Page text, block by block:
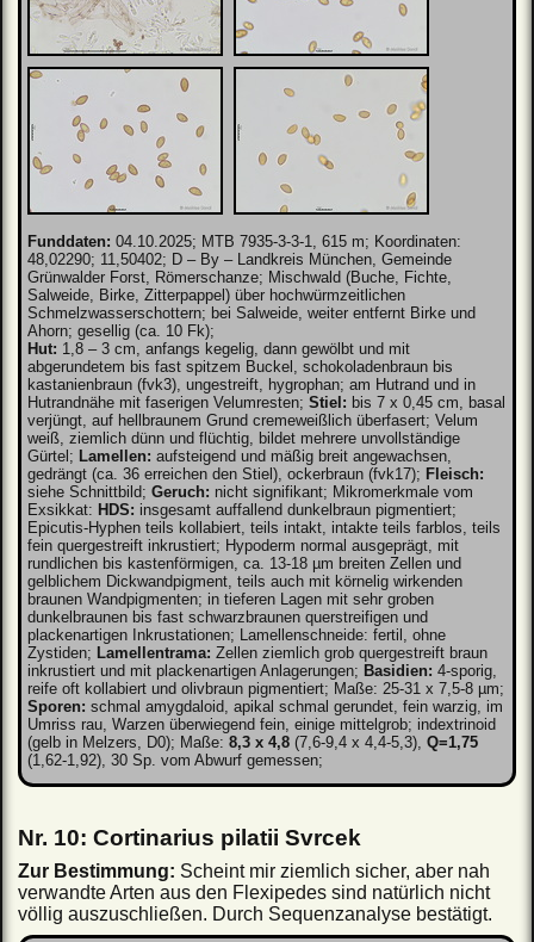
Funddaten: 04.10.2025; MTB 7935-3-3-1, 615 m; Koordinaten:
48,02290; 11,50402; D – By – Landkreis München, Gemeinde
Grünwalder Forst, Römerschanze; Mischwald (Buche, Fichte,
Salweide, Birke, Zitterpappel) über hochwürmzeitlichen
Schmelzwasserschottern; bei Salweide, weiter entfernt Birke und
Ahorn; gesellig (ca. 10 Fk);
Hut: 1,8 – 3 cm, anfangs kegelig, dann gewölbt und mit
abgerundetem bis fast spitzem Buckel, schokoladenbraun bis
kastanienbraun (fvk3), ungestreift, hygrophan; am Hutrand und in
Hutrandnähe mit faserigen Velumresten; Stiel: bis 7 x 0,45 cm, basal
verjüngt, auf hellbraunem Grund cremeweißlich überfasert; Velum
weiß, ziemlich dünn und flüchtig, bildet mehrere unvollständige
Gürtel; Lamellen: aufsteigend und mäßig breit angewachsen,
gedrängt (ca. 36 erreichen den Stiel), ockerbraun (fvk17); Fleisch:
siehe Schnittbild; Geruch: nicht signifikant; Mikromerkmale vom
Exsikkat: HDS: insgesamt auffallend dunkelbraun pigmentiert;
Epicutis-Hyphen teils kollabiert, teils intakt, intakte teils farblos, teils
fein quergestreift inkrustiert; Hypoderm normal ausgeprägt, mit
rundlichen bis kastenförmigen, ca. 13-18 µm breiten Zellen und
gelblichem Dickwandpigment, teils auch mit körnelig wirkenden
braunen Wandpigmenten; in tieferen Lagen mit sehr groben
dunkelbraunen bis fast schwarzbraunen querstreifigen und
plackenartigen Inkrustationen; Lamellenschneide: fertil, ohne
Zystiden; Lamellentrama: Zellen ziemlich grob quergestreift braun
inkrustiert und mit plackenartigen Anlagerungen; Basidien: 4-sporig,
reife oft kollabiert und olivbraun pigmentiert; Maße: 25-31 x 7,5-8 µm;
Sporen: schmal amygdaloid, apikal schmal gerundet, fein warzig, im
Umriss rau, Warzen überwiegend fein, einige mittelgrob; indextrinoid
(gelb in Melzers, D0); Maße: 8,3 x 4,8(7,6-9,4 x 4,4-5,3), Q=1,75
(1,62-1,92), 30 Sp. vom Abwurf gemessen;
Nr. 10: Cortinarius pilatii Svrcek
Zur Bestimmung: Scheint mir ziemlich sicher, aber nah
verwandte Arten aus den Flexipedes sind natürlich nicht
völlig auszuschließen. Durch Sequenzanalyse bestätigt.